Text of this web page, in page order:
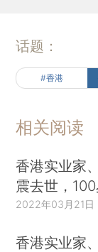
话题：
#香港
相关阅读
香港实业家
震去世，
2022年03月21日
香港实业家